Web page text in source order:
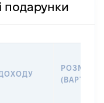
подарунки
РОЗМІР